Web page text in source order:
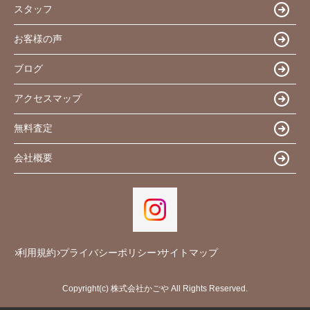
スタッフ
お客様の声
ブログ
アクセスマップ
無料査定
会社概要
利用規約 プライバシーポリシー サイトマップ
Copyright(c) 株式会社かごや All Rights Reserved.